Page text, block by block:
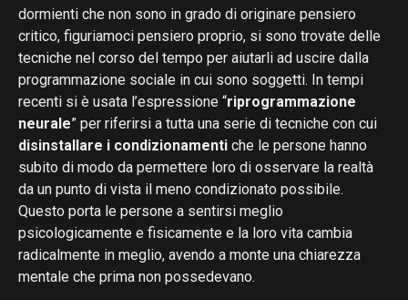
dormienti che non sono in grado di originare pensiero
critico, figuriamoci pensiero proprio, si sono trovate delle
tecniche nel corso del tempo per aiutarli ad uscire dalla
programmazione sociale in cui sono soggetti. In tempi
recenti si è usata l’espressione “riprogrammazione
neurale” per riferirsi a tutta una serie di tecniche con cui
disinstallare i condizionamenti che le persone hanno
subito di modo da permettere loro di osservare la realtà
da un punto di vista il meno condizionato possibile.
Questo porta le persone a sentirsi meglio
psicologicamente e fisicamente e la loro vita cambia
radicalmente in meglio, avendo a monte una chiarezza
mentale che prima non possedevano.